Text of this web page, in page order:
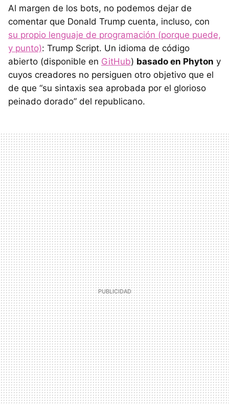
Al margen de los bots, no podemos dejar de
comentar que Donald Trump cuenta, incluso, con
su propio lenguaje de programación (porque puede,
y punto): Trump Script. Un idioma de código
abierto (disponible en GitHub) basado en Phyton y
cuyos creadores no persiguen otro objetivo que el
de que “su sintaxis sea aprobada por el glorioso
peinado dorado” del republicano.